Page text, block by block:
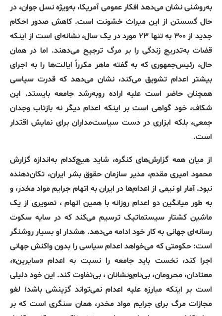
به‌روشنی نشان می‌دهد افکار عمومی آمریکا، به‌ویژه نسل جوان، در
حال گسستن از این میراث خشونت است. کاهش صدور احکام
جدید از ۳۰۰ به تنها ۲۳ مورد در یک سال، نشانه‌ای است از اینکه
قضات به‌تدریج زندگی را بر مرگ ترجیح می‌دهند. اما در همان
حال، رئیس‌جمهوری که به گفته ماهر مکرراً ایالت‌ها را به اجرای
بیشتر اعدام تشویق می‌کند، نشان می‌دهد که قدرت سیاسی
همچنان حاضر است علیه اراده روبه‌رشد جامعه بایستد. این
شکاف، خود گواهی است بر اینکه اعدام دیگر نه بازتاب وجدان
جمعی، بلکه ابزاری در دست سیاست‌مداران برای نمایش اقتدار
است.
از میان همه گزارش‌های کنگره، شاید هیچ‌کدام به‌اندازه گزارش
محمود امیری مقدم، مدیر سازمان حقوق بشر ایران، تکان‌دهنده
نبود.آمار او نیمی از اعدام‌ها در ایران به اتهام جرایم مواد مخدر، و
به طور میانگین دو اعدام روزانه با همین اتهام ، تصویری از یک
ماشین کشتار سیستماتیک ترسیم می‌کند که در سایه سکوت
رسانه‌ای جهانی به کار خود ادامه می‌دهد. هشدار او بسیار روشنگر
است:حکومتی که می‌خواهد اعدام سیاسی را بدون واکنش جهانی
اجرا کند، نخست باید جامعه را نسبت به اعدام«سایرین»،
معتادان، محرومان، بی‌نام‌ونشانان ، بی‌تفاوت کند. این خود دلیلی
است بر اینکه مبارزه علیه اعدام نمی‌تواند گزینشی باشد؛ لغو
مجازات مرگ برای جرایم مواد مخدر، همان سنگری است که بر